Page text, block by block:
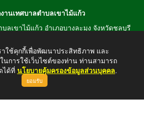
านเทศบาลตำบลเขาไม้แก้ว
บลเขาไม้แก้ว อำเภอบางละมุง จังหวัดชลบุรี
โทรศัพท์/โทรสาร 0-3807-2634-5
saraban@khaomaikaew.go.th
าใช้คุกกี้เพื่อพัฒนาประสิทธิภาพ และ
การใช้เว็บไซต์ของท่าน ท่านสามารถ
ได้ที่ นโยบายคุ้มครองข้อมูลส่วนบุคคล.
ยอมรับ